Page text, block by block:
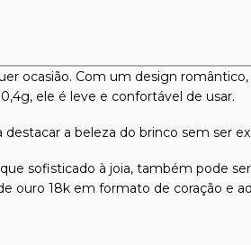
ocasião. Com um design
ele é leve e confortável de usar.
a beleza do brinco sem ser
sofisticado à joia, também pode
ouro 18k em formato de coração e